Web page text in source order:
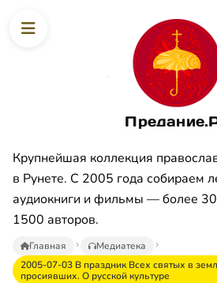
Крупнейшая коллекция
в Рунете. С 2005 года собираем
аудиокниги и фильмы — более
1500 авторов.
Главная
Медиатека
2005-07-03 В праздник Всех святых в
просиявших. О русской культуре